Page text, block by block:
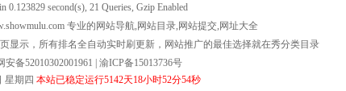
0.123829 second(s), 21 Queries, Gzip Enabled
专业的网站导航,网站目录,网站提交,网址大全
显示，所有排名全自动实时刷更新，网站推广的最佳选择就在秀分类目录
安备52010302001961
渝ICP备15013736号
星期四 本站已稳定运行5142天18小时52分54秒